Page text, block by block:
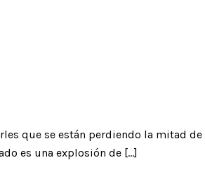
que se están perdiendo la mitad
es una explosión de […]